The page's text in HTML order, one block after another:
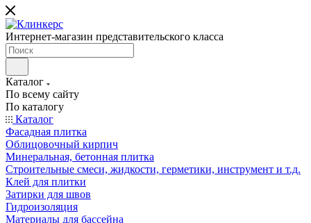
Интернет-магазин представительского класса
Каталог
По всему сайту
По каталогу
Каталог
Фасадная плитка
Облицовочный кирпич
Минеральная, бетонная плитка
Строительные смеси, жидкости, герметики, инструмент и т.д.
Клей для плитки
Затирки для швов
Гидроизоляция
Материалы для бассейна